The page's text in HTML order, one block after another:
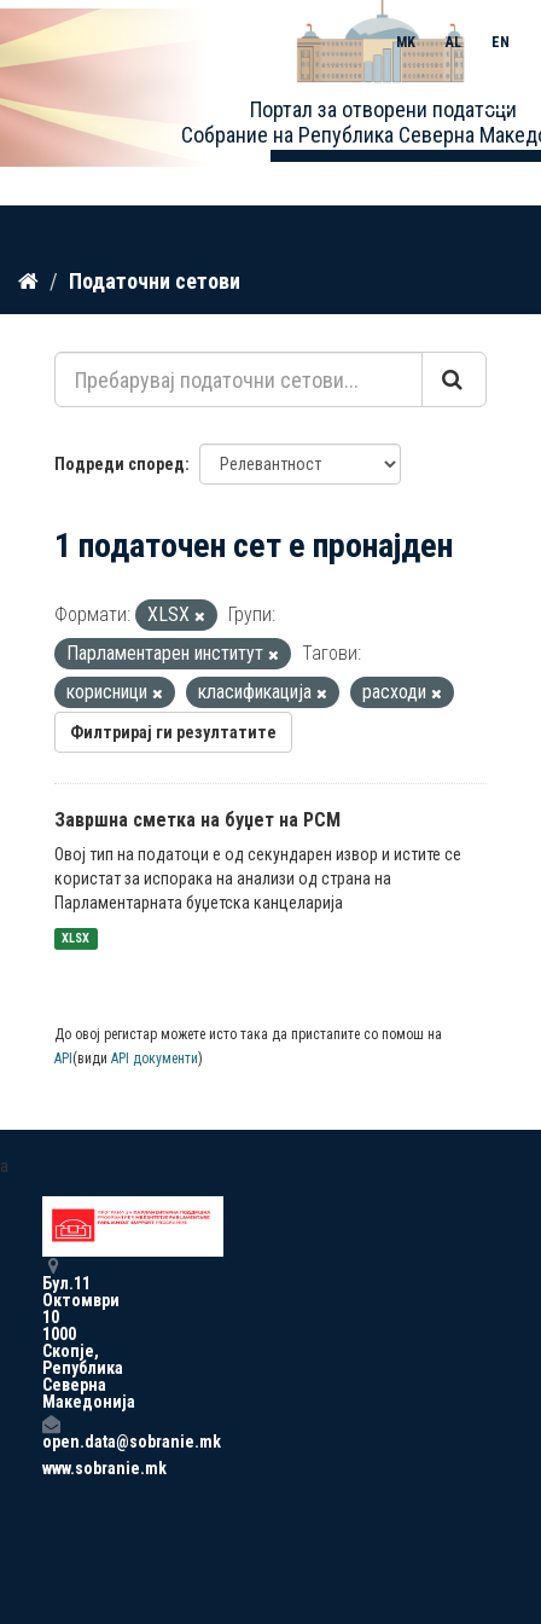
Прескокнете
содржина
Портал за отворени податоци
Собрание на Република Северна
MK AL EN
Toggle
Податочни сетови
Подреди според
1 податочен сет е пронајден
Формати: XLSX
Групи:
Парламентарен институт
Тагови:
корисници
класификација расходи
Филтрирај ги резултатите
Завршна сметка на буџет на РСМ
Овој тип на податоци е од секундарен извор и истите се
користат за испорака на анализи од страна на
Парламентарната буџетска канцеларија
XLSX
До овој регистар можете исто така да пристапите со помош на
API (види API документи)
a
Бул.11
Октомври
10
1000
Скопје,
Република
Северна
Македонија
open.data@sobranie.mk
www.sobranie.mk